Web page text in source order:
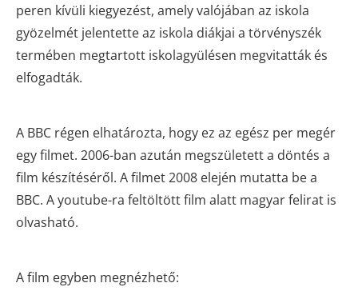
peren kívüli kiegyezést, amely valójában az iskola
gyözelmét jelentette az iskola diákjai a törvényszék
termében megtartott iskolagyülésen megvitatták és
elfogadták.
A BBC régen elhatározta, hogy ez az egész per megér
egy filmet. 2006-ban azután megszületett a döntés a
film készítéséről. A filmet 2008 elején mutatta be a
BBC. A youtube-ra feltöltött film alatt magyar felirat is
olvasható.
A film egyben megnézhető: